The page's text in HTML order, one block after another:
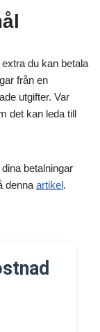
du kan betala
från en
utgifter. Var
det kan leda till
betalningar
denna artikel.